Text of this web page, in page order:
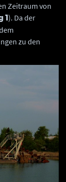
Zeitraum von
1 ). Da der
zu den